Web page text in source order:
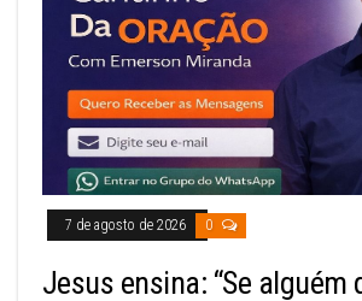
7 de agosto de 2026 0
Jesus ensina: “Se alguém